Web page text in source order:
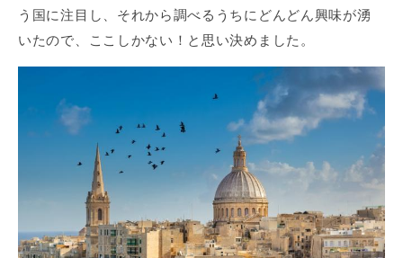
う国に注目し、それから調べるうちにどんどん興味が湧
いたので、ここしかない！と思い決めました。